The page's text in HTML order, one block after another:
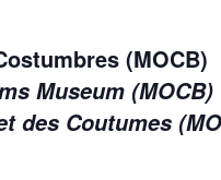
(MOCB)
Museum (MOCB)
des Coutumes